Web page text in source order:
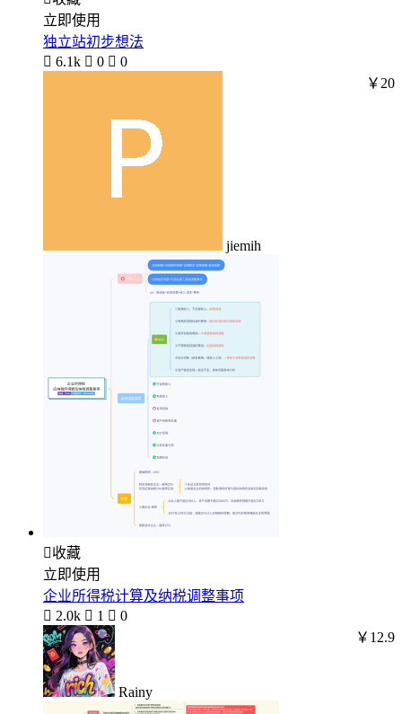
立即使用
独立站初步想法
 6.1k  0  0
jiemih
￥20
收藏
立即使用
企业所得税计算及纳税调整事项
 2.0k  1  0
Rainy
￥12.9